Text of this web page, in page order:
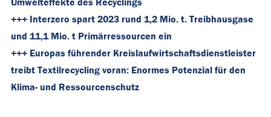
Umwelteffekte des Recyclings
+++ Interzero spart 2023 rund 1,2 Mio. t. Treibhausgase
und 11,1 Mio. t Primärressourcen ein
+++ Europas führender Kreislaufwirtschaftsdienstleister
treibt Textilrecycling voran: Enormes Potenzial für den
Klima- und Ressourcenschutz